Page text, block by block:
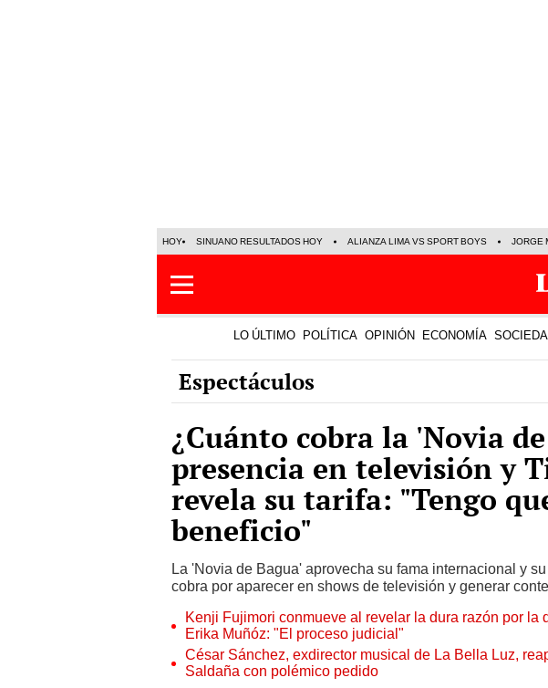
HOY SINUANO RESULTADOS HOY ALIANZA LIMA VS SPORT BOYS JORGE
LO ÚLTIMO POLÍTICA OPINIÓN ECONOMÍA
Espectáculos
¿Cuánto cobra la 'Novia
presencia en televisión y
revela su tarifa: "Tengo
beneficio"
La 'Novia de Bagua' aprovecha su fama internacional y
cobra por aparecer en shows de televisión y generar
Kenji Fujimori conmueve al revelar la dura razón por la
Erika Muñóz: "El proceso judicial"
César Sánchez, exdirector musical de La Bella Luz,
Saldaña con polémico pedido